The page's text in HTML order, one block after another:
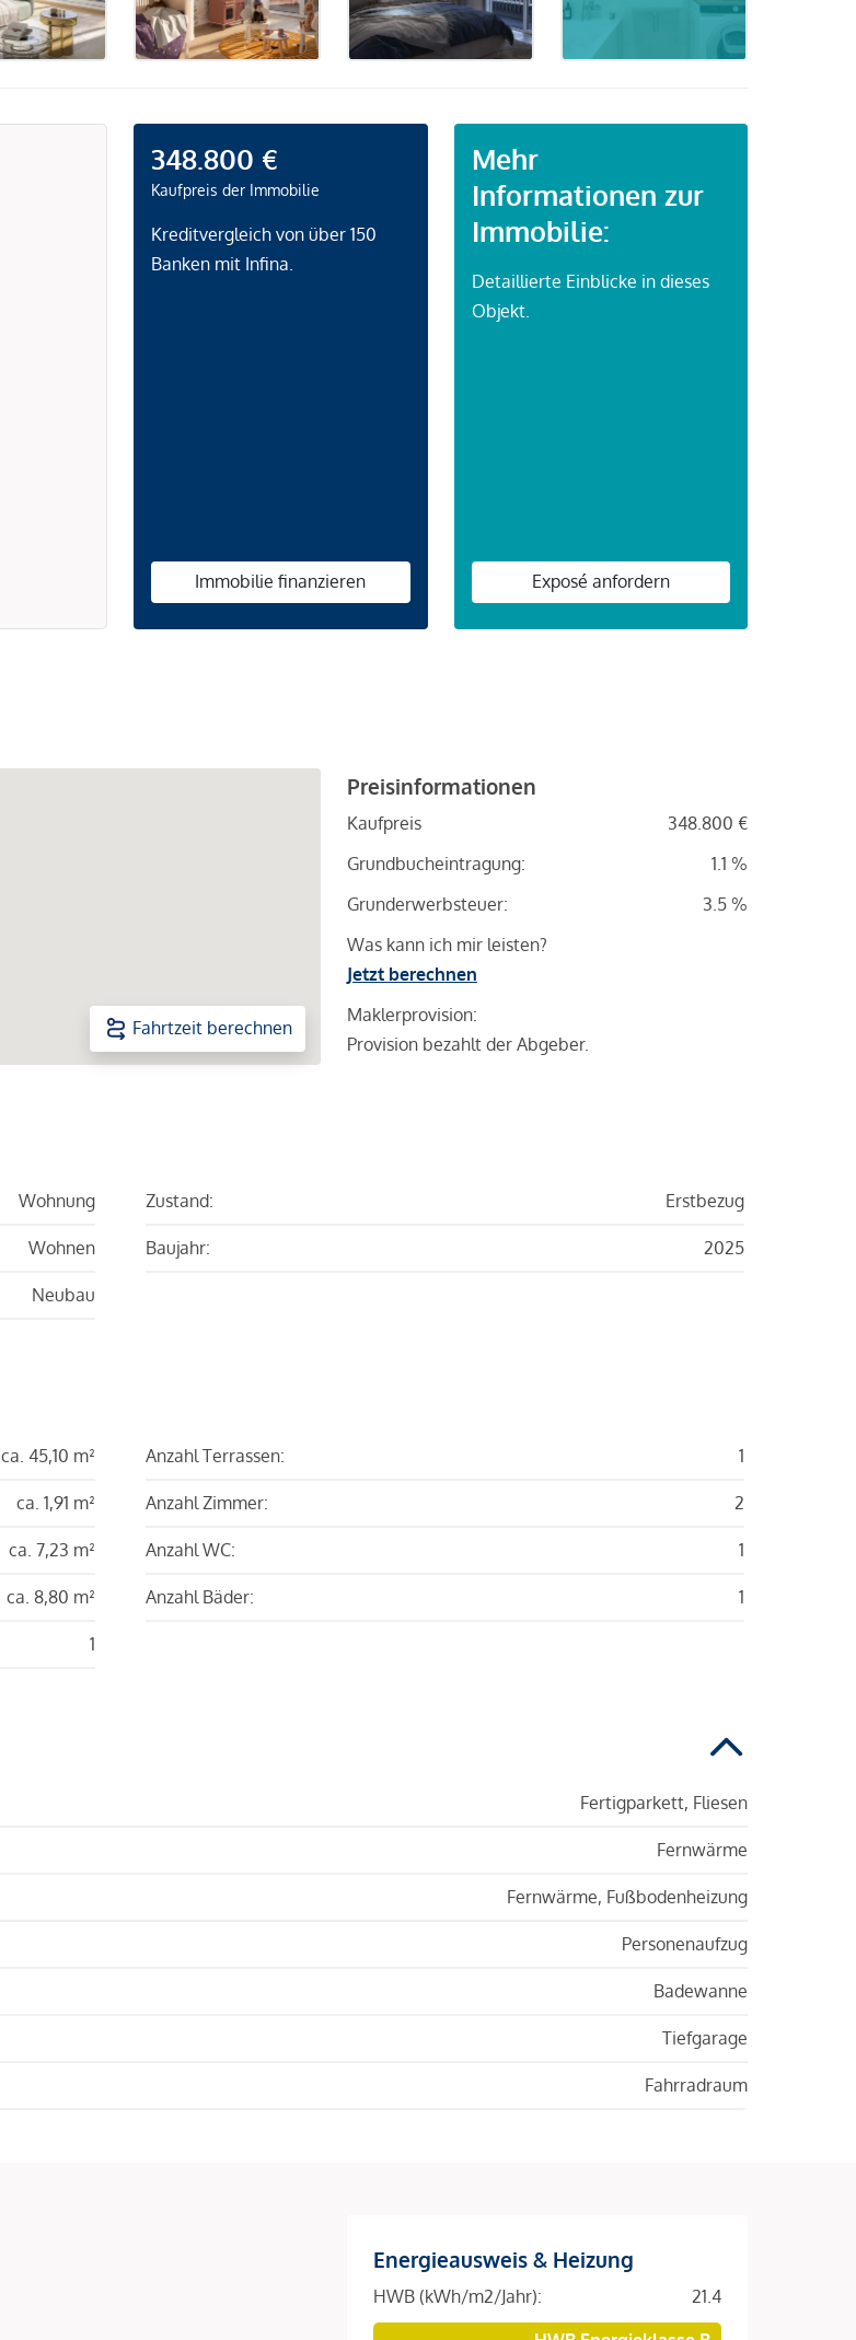
348.800 €
Kaufpreis der Immobilie
Kreditvergleich von über 150
Banken mit Infina.
Immobilie finanzieren
Mehr
Informationen zur
Immobilie:
Detaillierte Einblicke in dieses
Objekt.
Exposé anfordern
Fahrtzeit berechnen
Preisinformationen
Kaufpreis
348.800 €
Grundbucheintragung:
1.1 %
Grunderwerbsteuer:
3.5 %
Was kann ich mir leisten?
Jetzt berechnen
Maklerprovision:
Provision bezahlt der Abgeber.
Wohnung
Wohnen
Neubau
Zustand: Erstbezug
Baujahr: 2025
ca. 45,10 m²
ca. 1,91 m²
ca. 7,23 m²
ca. 8,80 m²
1
Anzahl Terrassen: 1
Anzahl Zimmer: 2
Anzahl WC: 1
Anzahl Bäder: 1
Fertigparkett, Fliesen
Fernwärme
Fernwärme, Fußbodenheizung
Personenaufzug
Badewanne
Tiefgarage
Fahrradraum
Energieausweis & Heizung
HWB (kWh/m2/Jahr):
21.4